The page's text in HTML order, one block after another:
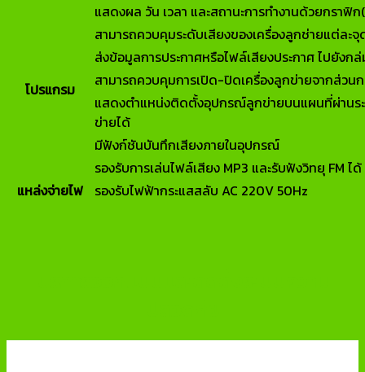
โปรแกรม
แสดงผล วัน เวลา และสถานะการทำงานด้วยกราฟิ
สามารถควบคุมระดับเสียงของเครื่องลูกช่ายแต่ละ
ส่งข้อมูลการประกาศหรือไฟล์เสียงประกาศ ไปยังก
สามารถควบคุมการเปิด-ปิดเครื่องลูกข่ายจากส่วน
แสดงตำแหน่งติดตั้งอุปกรณ์ลูกข่ายบนแผนที่ผ่าน
ข่ายได้
มีฟังก์ชันบันทึกเสียงภายในอุปกรณ์
รองรับการเล่นไฟล์เสียง MP3 และรับฟังวิทยุ FM ได้
แหล่งจ่ายไฟ
รองรับไฟฟ้ากระแสสลับ AC 220V 50Hz